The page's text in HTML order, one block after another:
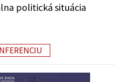
politická situácia